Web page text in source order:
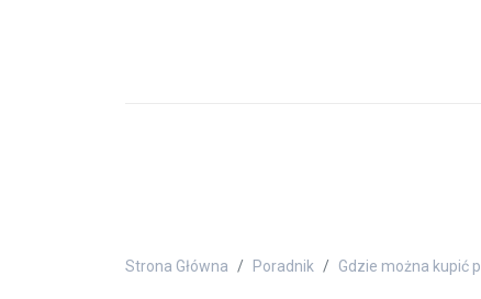
Strona Główna Poradnik Gdzie można kupić